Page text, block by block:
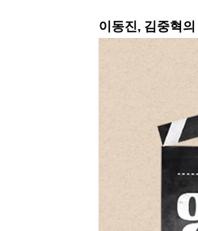
이동진, 김중혁